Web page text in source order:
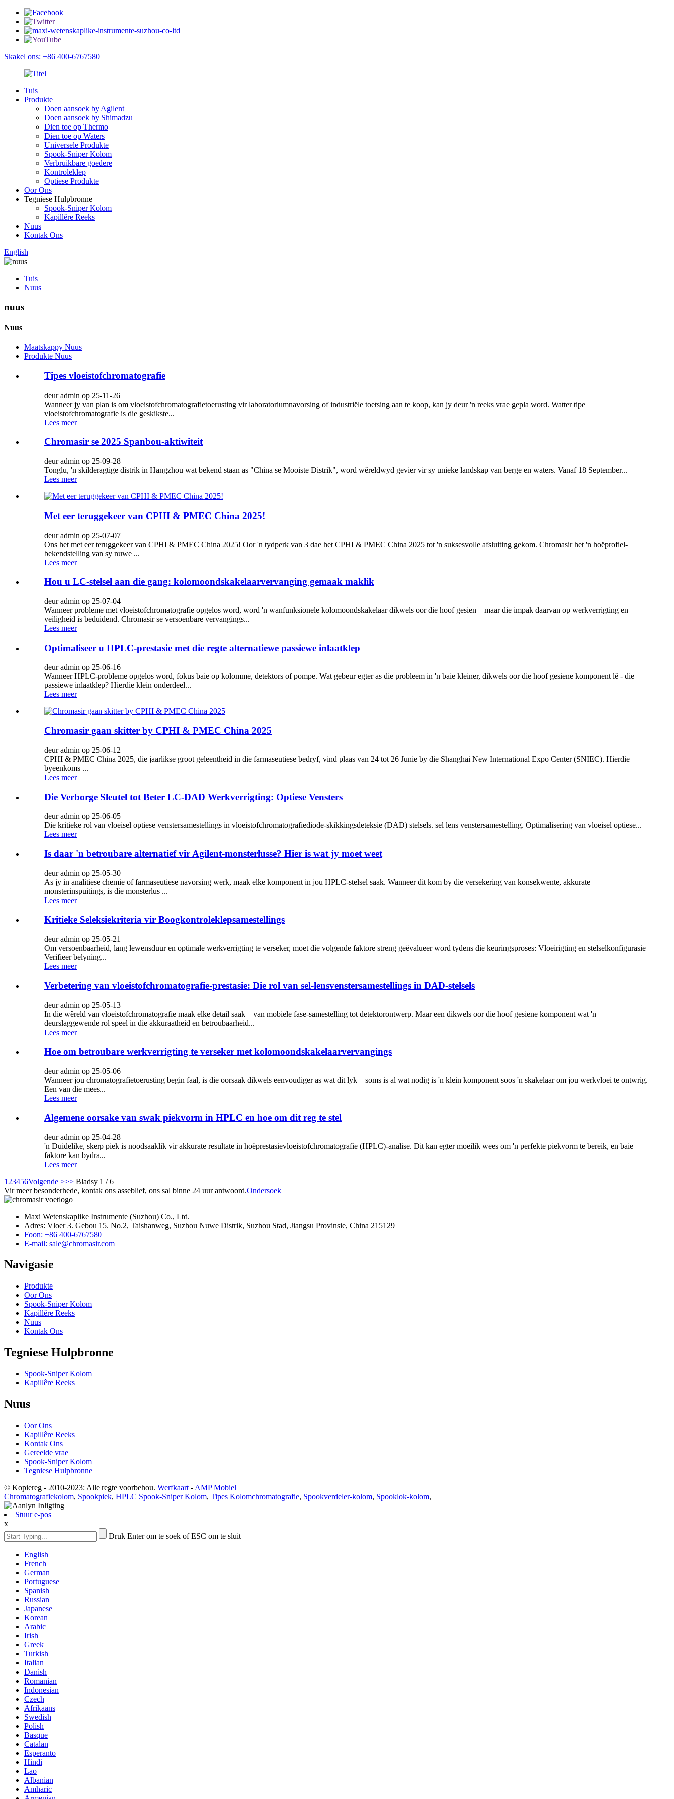
Skakel ons: +86 400-6767580
Tuis
Produkte
Doen aansoek by Agilent
Doen aansoek by Shimadzu
Dien toe op Thermo
Dien toe op Waters
Universele Produkte
Spook-Sniper Kolom
Verbruikbare goedere
Kontroleklep
Optiese Produkte
Oor Ons
Tegniese Hulpbronne
Spook-Sniper Kolom
Kapillêre Reeks
Nuus
Kontak Ons
English
Tuis
Nuus
nuus
Nuus
Maatskappy Nuus
Produkte Nuus
Tipes vloeistofchromatografie
deur admin op 25-11-26
Wanneer jy van plan is om vloeistofchromatografietoerusting vir laboratoriumnavorsing of industriële toetsing aan te koop, kan jy deur 'n reeks vrae gepla word. Watter tipe
vloeistofchromatografie is die geskikste...
Lees meer
Chromasir se 2025 Spanbou-aktiwiteit
deur admin op 25-09-28
Tonglu, 'n skilderagtige distrik in Hangzhou wat bekend staan ​​as "China se Mooiste Distrik", word wêreldwyd gevier vir sy unieke landskap van berge en waters. Vanaf 18 September...
Lees meer
Met eer teruggekeer van CPHI & PMEC China 2025!
deur admin op 25-07-07
Ons het met eer teruggekeer van CPHI & PMEC China 2025! Oor 'n tydperk van 3 dae het CPHI & PMEC China 2025 tot 'n suksesvolle afsluiting gekom. Chromasir het 'n hoëprofiel-
bekendstelling van sy nuwe ...
Lees meer
Hou u LC-stelsel aan die gang: kolomoondskakelaarvervanging gemaak maklik
deur admin op 25-07-04
Wanneer probleme met vloeistofchromatografie opgelos word, word 'n wanfunksionele kolomoondskakelaar dikwels oor die hoof gesien – maar die impak daarvan op werkverrigting en
veiligheid is beduidend. Chromasir se versoenbare vervangings...
Lees meer
Optimaliseer u HPLC-prestasie met die regte alternatiewe passiewe inlaatklep
deur admin op 25-06-16
Wanneer HPLC-probleme opgelos word, fokus baie op kolomme, detektors of pompe. Wat gebeur egter as die probleem in 'n baie kleiner, dikwels oor die hoof gesiene komponent lê - die
passiewe inlaatklep? Hierdie klein onderdeel...
Lees meer
Chromasir gaan skitter by CPHI & PMEC China 2025
deur admin op 25-06-12
CPHI & PMEC China 2025, die jaarlikse groot geleentheid in die farmaseutiese bedryf, vind plaas van 24 tot 26 Junie by die Shanghai New International Expo Center (SNIEC). Hierdie
byeenkoms ...
Lees meer
Die Verborge Sleutel tot Beter LC-DAD Werkverrigting: Optiese Vensters
deur admin op 25-06-05
Die kritieke rol van vloeisel optiese venstersamestellings in vloeistofchromatografiediode-skikkingsdeteksie (DAD) stelsels. sel lens venstersamestelling. Optimalisering van vloeisel optiese...
Lees meer
Is daar 'n betroubare alternatief vir Agilent-monsterlusse? Hier is wat jy moet weet
deur admin op 25-05-30
As jy in analitiese chemie of farmaseutiese navorsing werk, maak elke komponent in jou HPLC-stelsel saak. Wanneer dit kom by die versekering van konsekwente, akkurate
monsterinspuitings, is die monsterlus ...
Lees meer
Kritieke Seleksiekriteria vir Boogkontroleklepsamestellings
deur admin op 25-05-21
Om versoenbaarheid, lang lewensduur en optimale werkverrigting te verseker, moet die volgende faktore streng geëvalueer word tydens die keuringsproses: Vloeirigting en stelselkonfigurasie
Verifieer belyning...
Lees meer
Verbetering van vloeistofchromatografie-prestasie: Die rol van sel-lensvenstersamestellings in DAD-stelsels
deur admin op 25-05-13
In die wêreld van vloeistofchromatografie maak elke detail saak—van mobiele fase-samestelling tot detektorontwerp. Maar een dikwels oor die hoof gesiene komponent wat 'n
deurslaggewende rol speel in die akkuraatheid en betroubaarheid...
Lees meer
Hoe om betroubare werkverrigting te verseker met kolomoondskakelaarvervangings
deur admin op 25-05-06
Wanneer jou chromatografietoerusting begin faal, is die oorsaak dikwels eenvoudiger as wat dit lyk—soms is al wat nodig is 'n klein komponent soos 'n skakelaar om jou werkvloei te ontwrig.
Een van die mees...
Lees meer
Algemene oorsake van swak piekvorm in HPLC en hoe om dit reg te stel
deur admin op 25-04-28
'n Duidelike, skerp piek is noodsaaklik vir akkurate resultate in hoëprestasievloeistofchromatografie (HPLC)-analise. Dit kan egter moeilik wees om 'n perfekte piekvorm te bereik, en baie
faktore kan bydra...
Lees meer
1 23456Volgende >>> Bladsy 1 / 6
Vir meer besonderhede, kontak ons ​​​​asseblief, ons sal binne 24 uur antwoord.Ondersoek
Maxi Wetenskaplike Instrumente (Suzhou) Co., Ltd.
Adres: Vloer 3. Gebou 15. No.2, Taishanweg, Suzhou Nuwe Distrik, Suzhou Stad, Jiangsu Provinsie, China 215129
Foon: +86 400-6767580
E-mail: sale@chromasir.com
Navigasie
Produkte
Oor Ons
Spook-Sniper Kolom
Kapillêre Reeks
Nuus
Kontak Ons
Tegniese Hulpbronne
Spook-Sniper Kolom
Kapillêre Reeks
Nuus
Oor Ons
Kapillêre Reeks
Kontak Ons
Gereelde vrae
Spook-Sniper Kolom
Tegniese Hulpbronne
© Kopiereg - 2010-2023: Alle regte voorbehou. Werfkaart - AMP Mobiel
Chromatografiekolom, Spookpiek, HPLC Spook-Sniper Kolom, Tipes Kolomchromatografie, Spookverdeler-kolom, Spooklok-kolom,
Stuur e-pos
x
Druk Enter om te soek of ESC om te sluit
English
French
German
Portuguese
Spanish
Russian
Japanese
Korean
Arabic
Irish
Greek
Turkish
Italian
Danish
Romanian
Indonesian
Czech
Afrikaans
Swedish
Polish
Basque
Catalan
Esperanto
Hindi
Lao
Albanian
Amharic